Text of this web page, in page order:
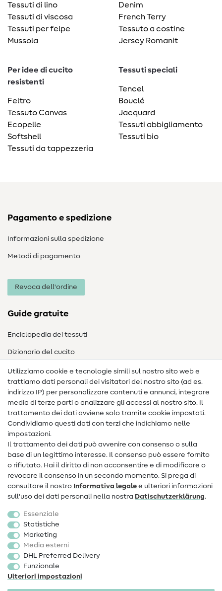
Tessuti di lino
Tessuti di viscosa
Tessuti per felpe
Mussola
Denim
French Terry
Tessuto a costine
Jersey Romanit
Per idee di cucito
resistenti
Feltro
Tessuto Canvas
Ecopelle
Softshell
Tessuti da tappezzeria
Tessuti speciali
Tencel
Bouclé
Jacquard
Tessuti abbigliamento
Tessuti bio
Pagamento e spedizione
Informazioni sulla spedizione
Metodi di pagamento
Revoca dell'ordine
Guide gratuite
Enciclopedia dei tessuti
Dizionario del cucito
Nähanleitungen
Assistenza e contatto
Contatto
Informazioni sul nuovo proprietario
FAQ
Diritto di recesso
Popolare
Accessori cucito
Sale
Utilizziamo cookie e tecnologie simili sul nostro sito web e
trattiamo dati personali dei visitatori del nostro sito (ad es.
indirizzo IP) per personalizzare contenuti e annunci, integrare
media di terze parti o analizzare gli accessi al nostro sito. Il
trattamento dei dati avviene solo tramite cookie impostati.
Condividiamo questi dati con terzi che indichiamo nelle
impostazioni.
Il trattamento dei dati può avvenire con consenso o sulla
base di un legittimo interesse. Il consenso può essere fornito
o rifiutato. Hai il diritto di non acconsentire e di modificare o
revocare il consenso in un secondo momento. Si prega di
consultare il nostro Informativa legale e ulteriori informazioni
sull'uso dei dati personali nella nostra Dati­schutz­erklärung.
Essenziale
Statistiche
Marketing
Media esterni
DHL Preferred Delivery
Funzionale
Ulteriori impostazioni